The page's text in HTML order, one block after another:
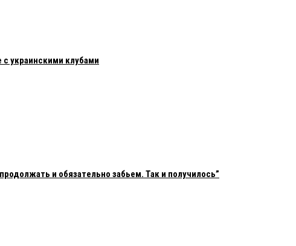
украинскими клубами
и обязательно забьем. Так и получилось”